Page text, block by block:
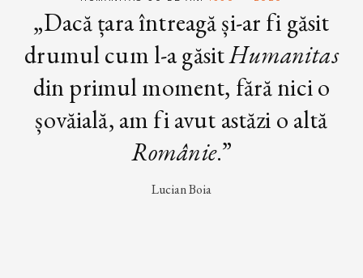
„Dacă țara întreagă și-ar fi găsit
drumul cum l-a găsitHumanitas
din primul moment, fără nici o
șovăială, am fi avut astăzi o altă
Românie.”
Lucian Boia